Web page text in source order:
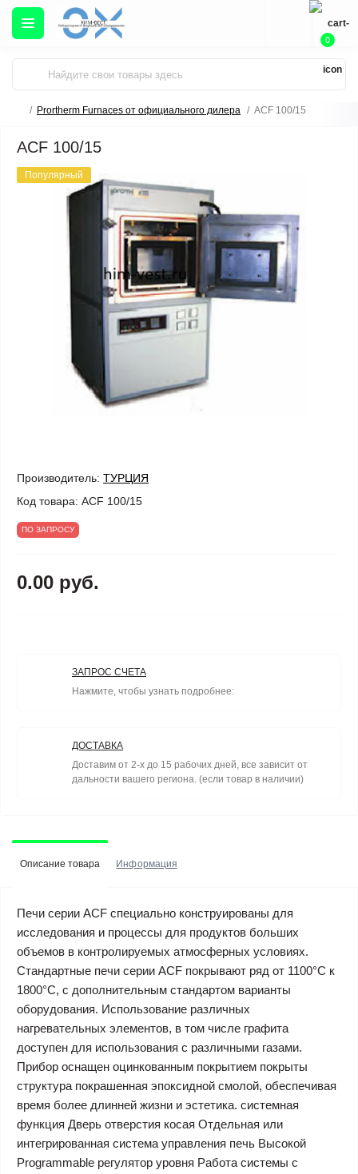
0
Prortherm Furnaces от официального дилера ACF 100/15
ACF 100/15
Популярный
Производитель: ТУРЦИЯ
Код товара: ACF 100/15
ПО ЗАПРОСУ
0.00 руб.
ЗАПРОС СЧЕТА
Нажмите, чтобы узнать подробнее:
ДОСТАВКА
Доставим от 2-х до 15 рабочих дней, все зависит от
дальности вашего региона. (если товар в наличии)
Описание товара Информация
Печи серии ACF специально конструированы для
исследования и процессы для продуктов больших
объемов в контролируемых атмосферных условиях.
Стандартные печи серии ACF покрывают ряд от 1100°C к
1800°C, с дополнительным стандартом варианты
оборудования. Использование различных
нагревательных элементов, в том числе графита
доступен для использования с различными газами.
Прибор оснащен оцинкованным покрытием покрыты
структура покрашенная эпоксидной смолой, обеспечивая
время более длинней жизни и эстетика. системная
функция Дверь отверстия косая Отдельная или
интегрированная система управления печь Высокой
Programmable регулятор уровня Работа системы с